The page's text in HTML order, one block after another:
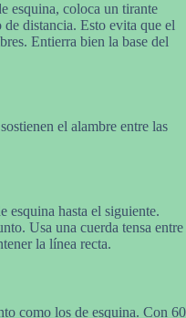
esquina, coloca un tirante
distancia. Esto evita que el
Entierra bien la base del
el alambre entre las
esquina hasta el siguiente.
Usa una cuerda tensa entre
la línea recta.
como los de esquina. Con 60